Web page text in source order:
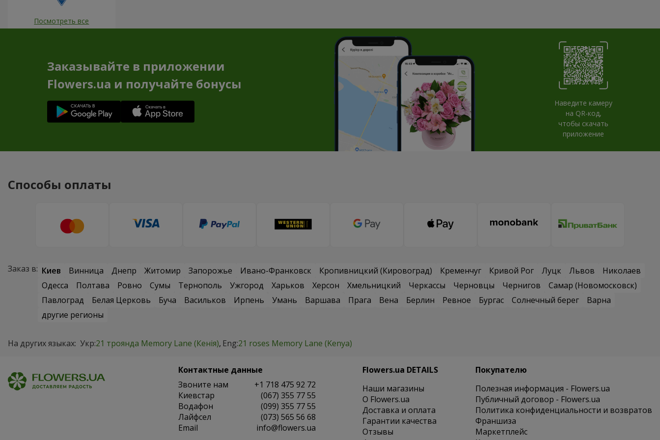
Посмотреть все
Заказывайте в приложении
Flowers.ua и получайте бонусы
Наведите камеру
на QR-код,
чтобы скачать
приложение
Способы оплаты
Заказ в: Киев Винница Днепр Житомир Запорожье Ивано-Франковск Кропивницкий (Кировоград) Кременчуг Кривой Рог Луцк Львов
Николаев
Одесса
Полтава Ровно Сумы Тернополь Ужгород Харьков Херсон Хмельницкий Черкассы Черновцы Чернигов
Самар (Новомосковск)
Павлоград
Белая Церковь Буча Васильков Ирпень Умань Варшава Прага Вена Берлин Ревное Бургас Солнечный берег
Варна
другие регионы
На других языках: Укр:21 троянда Memory Lane (Кенія) Eng:21 roses Memory Lane (Kenya)
Контактные данные
Звоните нам
+1 718 475 92 72
Киевстар
(067) 355 77 55
Водафон
(099) 355 77 55
Лайфсел
(073) 565 56 68
Email
info@flowers.ua
Flowers.ua DETAILS
Наши магазины
O Flowers.ua
Доставка и оплата
Гарантии качества
Отзывы
Покупателю
Полезная информация - Flowers.ua
Публичный договор - Flowers.ua
Политика конфиденциальности и возвратов
Франшиза
Маркетплейс